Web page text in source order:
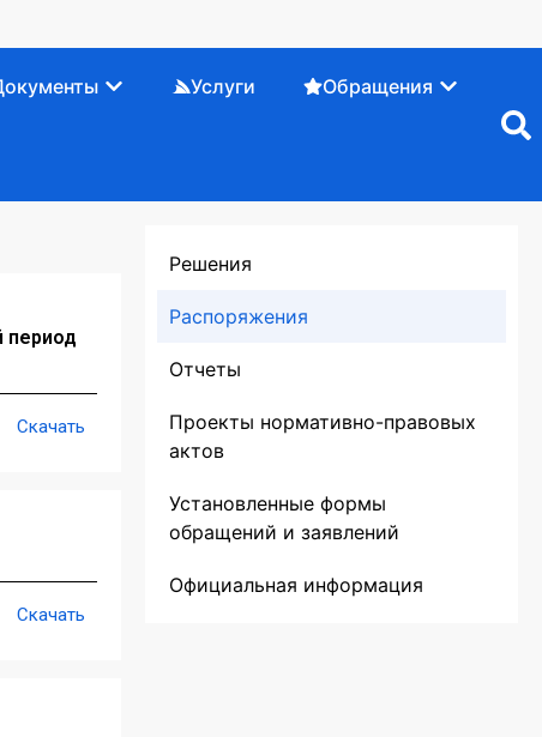
Услуги Обращения
период
Скачать
Скачать
Решения
Распоряжения
Отчеты
Проекты нормативно-правовых
актов
Установленные формы
обращений и заявлений
Официальная информация